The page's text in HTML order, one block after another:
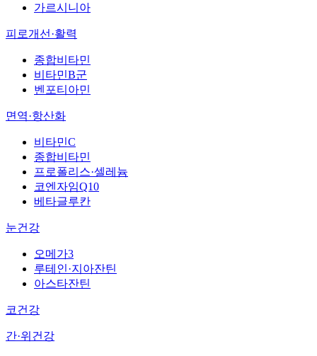
가르시니아
피로개선·활력
종합비타민
비타민B군
벤포티아민
면역·항산화
비타민C
종합비타민
프로폴리스·셀레늄
코엔자임Q10
베타글루칸
눈건강
오메가3
루테인·지아잔틴
아스타잔틴
코건강
간·위건강